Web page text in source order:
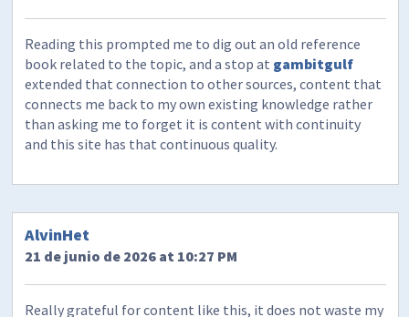
Reading this prompted me to dig out an old reference
book related to the topic, and a stop at gambitgulf
extended that connection to other sources, content that
connects me back to my own existing knowledge rather
than asking me to forget it is content with continuity
and this site has that continuous quality.
AlvinHet
21 de junio de 2026 at 10:27 PM
Really grateful for content like this, it does not waste my